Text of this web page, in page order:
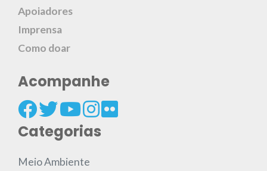
Apoiadores
Imprensa
Como doar
Acompanhe
Categorias
Meio Ambiente